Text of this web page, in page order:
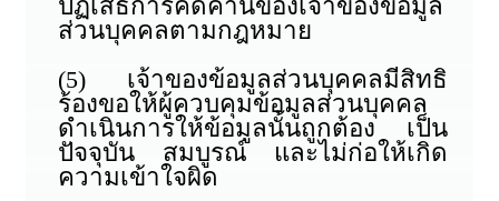
ปฏิเสธการคัดค้านของเจ้าของข้อมูล
ส่วนบุคคลตามกฎหมาย
(5) เจ้าของข้อมูลส่วนบุคคลมีสิทธิ
ร้องขอให้ผู้ควบคุมข้อมูลส่วนบุคคล
ดำเนินการให้ข้อมูลนั้นถูกต้อง เป็น
ปัจจุบัน สมบูรณ์ และไม่ก่อให้เกิด
ความเข้าใจผิด